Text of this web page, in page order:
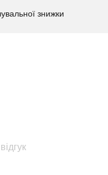
знижки